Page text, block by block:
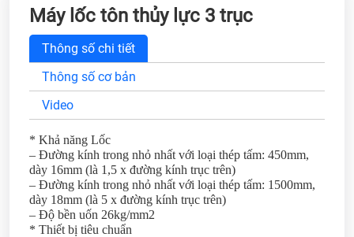
Máy lốc tôn thủy lực 3 trục
Thông số chi tiết
Thông số cơ bản
Video
* Khả năng Lốc
– Đường kính trong nhỏ nhất với loại thép tấm: 450mm,
dày 16mm (là 1,5 x đường kính trục trên)
– Đường kính trong nhỏ nhất với loại thép tấm: 1500mm,
dày 18mm (là 5 x đường kính trục trên)
– Độ bền uốn 26kg/mm2
* Thiết bị tiêu chuẩn